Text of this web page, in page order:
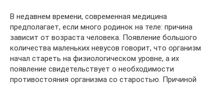
В недавнем времени, современная медицина
предполагает, если много родинок на теле: причина
зависит от возраста человека. Появление большого
количества маленьких невусов говорит, что организм
начал стареть на физиологическом уровне, а их
появление свидетельствует о необходимости
противостояния организма со старостью. Причиной